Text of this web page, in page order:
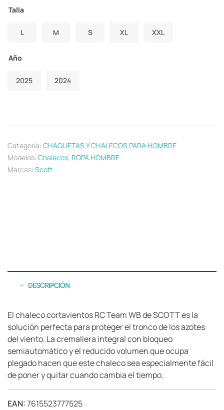
Talla
L M S XL XXL
Año
2025 2024
Categoría: CHAQUETAS Y CHALECOS PARA HOMBRE
Modelos: Chalecos, ROPA HOMBRE
Marcas: Scott
DESCRIPCIÓN
El chaleco cortavientos RC Team WB de SCOTT es la
solución perfecta para proteger el tronco de los azotes
del viento. La cremallera integral con bloqueo
semiautomático y el reducido volumen que ocupa
plegado hacen que este chaleco sea especialmente fácil
de poner y quitar cuando cambia el tiempo.
EAN:7615523777525